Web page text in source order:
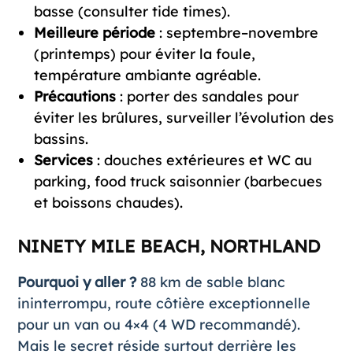
basse (consulter tide times).
Meilleure période: septembre–novembre
(printemps) pour éviter la foule,
température ambiante agréable.
Précautions: porter des sandales pour
éviter les brûlures, surveiller l’évolution des
bassins.
Services: douches extérieures et WC au
parking, food truck saisonnier (barbecues
et boissons chaudes).
NINETY MILE BEACH, NORTHLAND
Pourquoi y aller ?88 km de sable blanc
ininterrompu, route côtière exceptionnelle
pour un van ou 4×4 (4 WD recommandé).
Mais le secret réside surtout derrière les